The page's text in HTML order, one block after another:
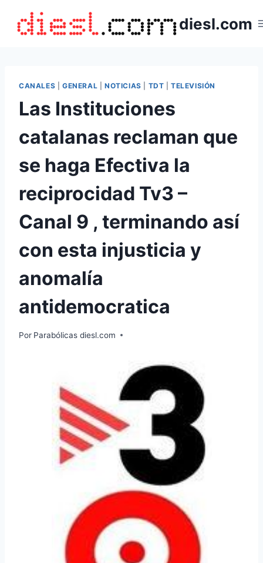
contenido
diesl.com
CANALES GENERAL NOTICIAS TDT |TELEVISIÓN
Las Instituciones
catalanas reclaman que
se haga Efectiva la
reciprocidad Tv3 –
Canal 9 , terminando así
con esta injusticia y
anomalía
antidemocratica
Por Parabólicas diesl.com